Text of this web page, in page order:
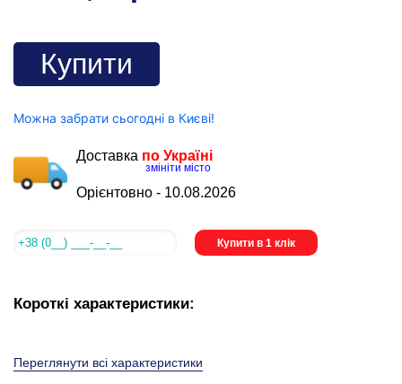
Купити
Можна забрати сьогодні в Києві!
Доставка по Україні
змініти місто
Орієнтовно - 10.08.2026
Купити в 1 клік
Короткі характеристики:
Переглянути всі характеристики